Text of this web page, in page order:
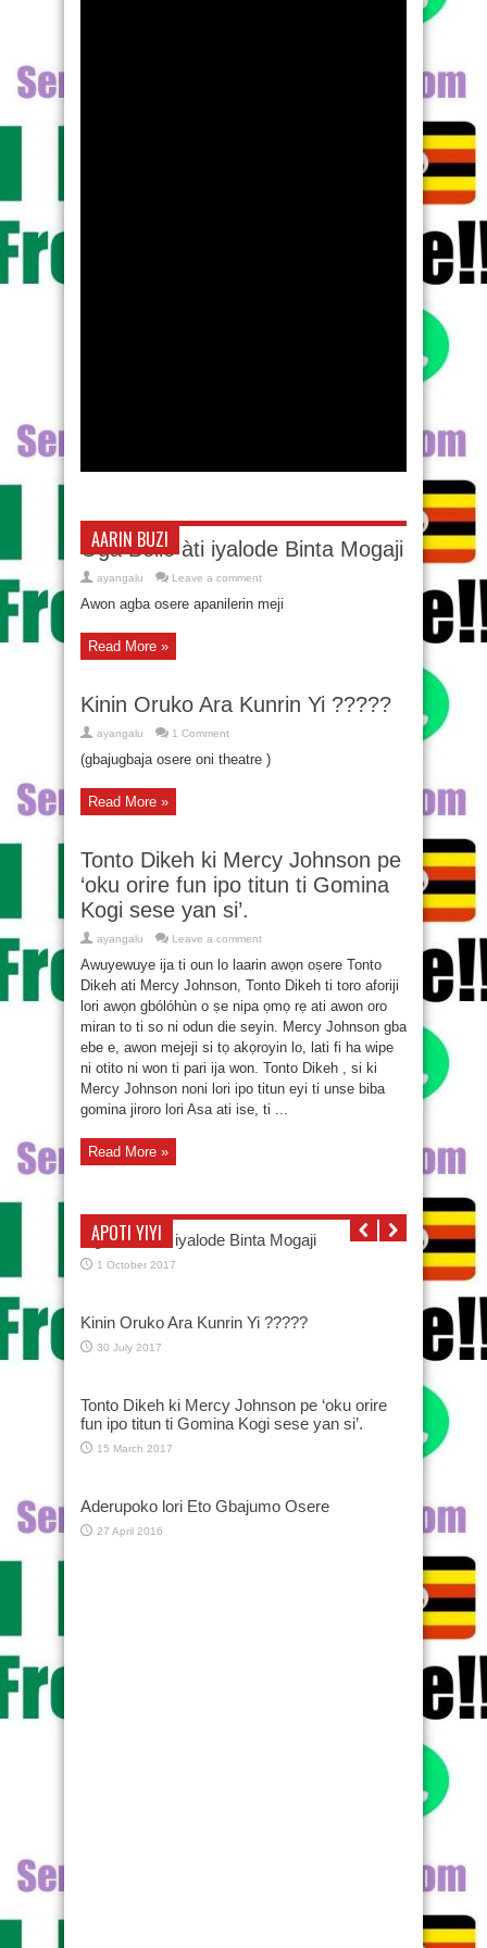
AARIN BUZI
Oga Bello àti iyalode Binta Mogaji
ayangalu Leave a comment
Awon agba osere apanilerin meji
Read More »
Kinin Oruko Ara Kunrin Yi ?????
ayangalu 1 Comment
(gbajugbaja osere oni theatre )
Read More »
Tonto Dikeh ki Mercy Johnson pe
‘oku orire fun ipo titun ti Gomina
Kogi sese yan si’.
ayangalu Leave a comment
Awuyewuye ija ti oun lo laarin awọn oṣere Tonto
Dikeh ati Mercy Johnson, Tonto Dikeh ti toro aforiji
lori awọn gbólóhùn o ṣe nipa ọmọ rẹ ati awon oro
miran to ti so ni odun die seyin. Mercy Johnson gba
ebe e, awon mejeji si tọ akọroyin lo, lati fi ha wipe
ni otito ni won ti pari ija won. Tonto Dikeh , si ki
Mercy Johnson noni lori ipo titun eyi ti unse biba
gomina jiroro lori Asa ati ise, ti ...
Read More »
APOTI YIYI
Oga Bello àti iyalode Binta Mogaji
1 October 2017
Kinin Oruko Ara Kunrin Yi ?????
30 July 2017
Tonto Dikeh ki Mercy Johnson pe ‘oku orire
fun ipo titun ti Gomina Kogi sese yan si’.
15 March 2017
Aderupoko lori Eto Gbajumo Osere
27 April 2016